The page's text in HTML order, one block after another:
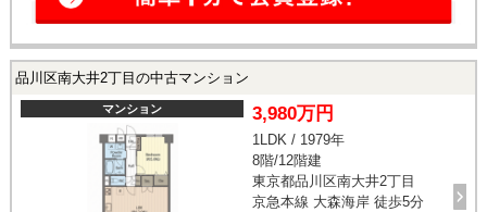
品川区南大井2丁目の中古マンション
マンション 3,980万円
1LDK / 1979年
8階/12階建
東京都品川区南大井2丁目
京急本線 大森海岸 徒歩5分